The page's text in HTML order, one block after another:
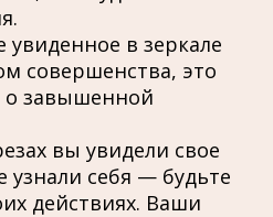
увиденное в зеркале
совершенства, это
о завышенной
вы увидели свое
узнали себя — будьте
действиях. Ваши